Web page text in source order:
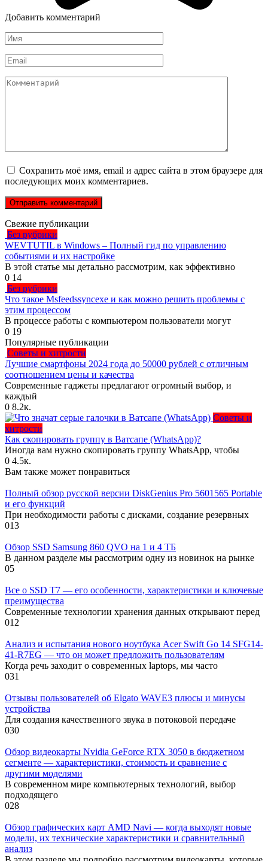
Добавить комментарий
Имя
*
Email
*
Комментарий
Сохранить моё имя, email и адрес сайта в этом браузере для
последующих моих комментариев.
Свежие публикации
Без рубрики
WEVTUTIL в Windows – Полный гид по управлению
событиями и их настройке
В этой статье мы детально рассмотрим, как эффективно
0 14
Без рубрики
Что такое Msfeedssyncexe и как можно решить проблемы с
этим процессом
В процессе работы с компьютером пользователи могут
0 19
Популярные публикации
Советы и хитрости
Лучшие смартфоны 2024 года до 50000 рублей с отличным
соотношением цены и качества
Современные гаджеты предлагают огромный выбор, и
каждый
0 8.2к.
Советы и
хитрости
Как скопировать группу в Ватсапе (WhatsApp)?
Иногда вам нужно скопировать группу WhatsApp, чтобы
0 4.5к.
Вам также может понравиться
Полный обзор русской версии DiskGenius Pro 5601565 Portable
и его функций
При необходимости работы с дисками, создание резервных
013
Обзор SSD Samsung 860 QVO на 1 и 4 ТБ
В данном разделе мы рассмотрим одну из новинок на рынке
05
Все о SSD T7 — его особенности, характеристики и ключевые
преимущества
Современные технологии хранения данных открывают перед
012
Анализ и испытания нового ноутбука Acer Swift Go 14 SFG14-
41-R7EG — что он может предложить пользователям
Когда речь заходит о современных laptops, мы часто
031
Отзывы пользователей об Elgato WAVE3 плюсы и минусы
устройства
Для создания качественного звука в потоковой передаче
030
Обзор видеокарты Nvidia GeForce RTX 3050 в бюджетном
сегменте — характеристики, стоимость и сравнение с
другими моделями
В современном мире компьютерных технологий, выбор
подходящего
028
Обзор графических карт AMD Navi — когда выходят новые
модели, их технические характеристики и сравнительный
анализ